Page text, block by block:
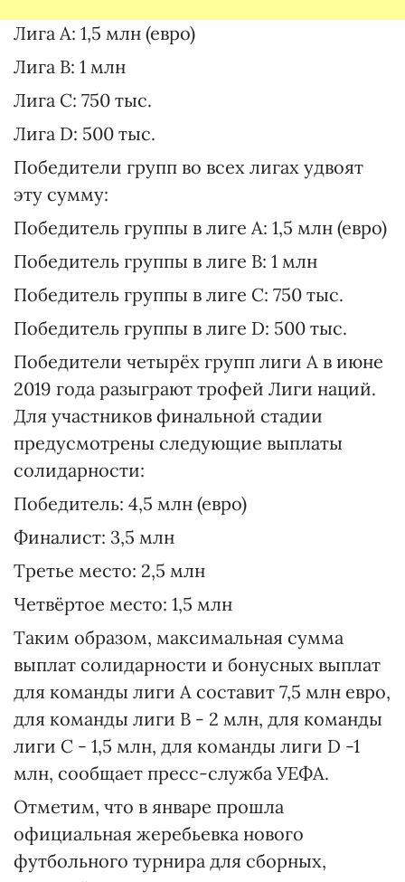
Лига A: 1,5 млн (евро)
Лига B: 1 млн
Лига C: 750 тыс.
Лига D: 500 тыс.
Победители групп во всех лигах удвоят
эту сумму:
Победитель группы в лиге A: 1,5 млн (евро)
Победитель группы в лиге B: 1 млн
Победитель группы в лиге C: 750 тыс.
Победитель группы в лиге D: 500 тыс.
Победители четырёх групп лиги А в июне
2019 года разыграют трофей Лиги наций.
Для участников финальной стадии
предусмотрены следующие выплаты
солидарности:
Победитель: 4,5 млн (евро)
Финалист: 3,5 млн
Третье место: 2,5 млн
Четвёртое место: 1,5 млн
Таким образом, максимальная сумма
выплат солидарности и бонусных выплат
для команды лиги А составит 7,5 млн евро,
для команды лиги В - 2 млн, для команды
лиги С - 1,5 млн, для команды лиги D -1
млн, сообщает пресс-служба УЕФА.
Отметим, что в январе прошла
официальная жеребьевка нового
футбольного турнира для сборных,